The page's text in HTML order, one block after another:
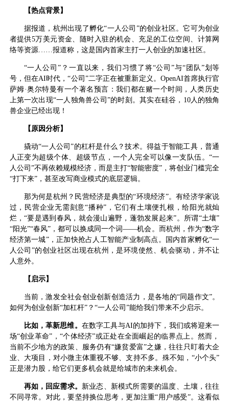
【热点背景】
据报道，杭州出现了孵化“一人公司”的创业社区。它可为创业
者提供5万美元资金、随时入驻的机会、充足的工位空间、计算网
络等资源……报道称，这是国内首家主打一人创业的加速社区。
“一人公司”？一直以来，我们习惯了将“公司”与“团队”划等
号，但在AI时代，“公司”二字正在被重新定义。OpenAI首席执行官
萨姆·奥尔特曼有一个著名预言：我们都在赌一个时间，人类历史
上第一次出现“一人独角兽公司”的时刻。其实在硅谷，10人的独角
兽企业已经出现！
【原因分析】
撬动“一人公司”的杠杆是什么？技术。得益于智能工具，普通
人正变为超级个体、超级节点，一个人完全可以像一支队伍。“一
人公司”不再依赖规模经济，而是主打“智能密度”，将创业门槛完全
“打下来”，甚至改写商业模式的底层逻辑。
那为何是杭州？民营经济是典型的“环境经济”。有经济学家说
过，民营企业无需刻意“播种”，它们有土壤便扎根，给阳光就灿
烂，“要是遇到春风，就会漫山遍野，蓬勃发展起来”。所谓“土壤”
“阳光”“春风”，都可以换成同一个词——机会。而杭州，作为“数字
经济第一城”，正加快抢占人工智能产业制高点。国内首家孵化“一
人公司”的创业社区出现在杭州，是环境使然、机会驱动，并不让
人意外。
【 启示】
当前，激发全社会创业创新创造活力，是各地的“同题作文”。
如何为创业创新“加杠杆”？“一人公司”能给我们带来不少启示。
比如，革新思维。 在数字工具与AI的加持下，我们或将迎来一
场“创业革命”，“个体经济”或正处在全面崛起的临界点上。然而，
当前不少地方的政策、服务仍有“嫌贫爱富”之嫌，往往只盯着大企
业、大项目，对小微主体重视不够、支持不多。殊不知，“小个头”
正是潜力股，给它们更多机会就是给城市的未来机会。
再如，回应需求。 新业态、新模式所需要的温度、土壤，往往
不同寻常。对此，要坚持换位思考，更加注重“用户感受”。这看似